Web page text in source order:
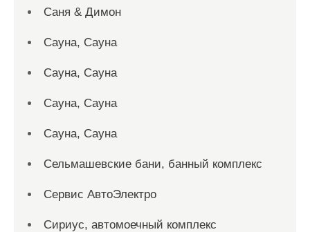
Саня & Димон
Сауна, Сауна
Сауна, Сауна
Сауна, Сауна
Сауна, Сауна
Сельмашевские бани, банный комплекс
Сервис АвтоЭлектро
Сириус, автомоечный комплекс